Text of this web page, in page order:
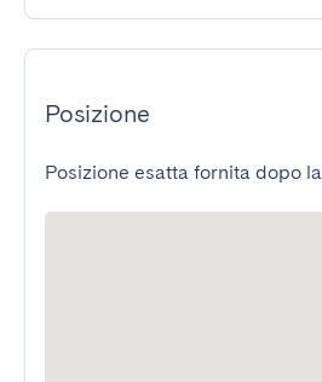
Posizione
Posizione esatta fornita dopo